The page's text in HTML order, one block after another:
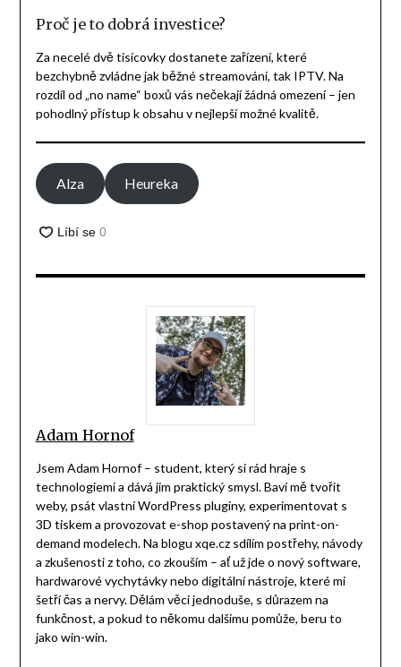
Proč je to dobrá investice?
Za necelé dvě tisícovky dostanete zařízení, které
bezchybně zvládne jak běžné streamování, tak IPTV. Na
rozdíl od „no name“ boxů vás nečekají žádná omezení – jen
pohodlný přístup k obsahu v nejlepší možné kvalitě.
Alza Heureka
Adam Hornof
Jsem Adam Hornof – student, který si rád hraje s
technologiemi a dává jim praktický smysl. Baví mě tvořit
weby, psát vlastní WordPress pluginy, experimentovat s
3D tiskem a provozovat e-shop postavený na print-on-
demand modelech. Na blogu xqe.cz sdílím postřehy, návody
a zkušenosti z toho, co zkouším – ať už jde o nový software,
hardwarové vychytávky nebo digitální nástroje, které mi
šetří čas a nervy. Dělám věci jednoduše, s důrazem na
funkčnost, a pokud to někomu dalšímu pomůže, beru to
jako win-win.